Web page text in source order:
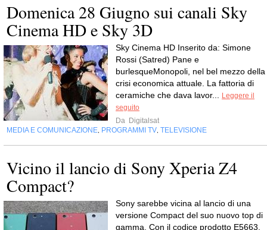
Domenica 28 Giugno sui canali Sky
Cinema HD e Sky 3D
Sky Cinema HD Inserito da: Simone
Rossi (Satred) Pane e
burlesqueMonopoli, nel bel mezzo della
crisi economica attuale. La fattoria di
ceramiche che dava lavor...
Leggere il
seguito
Da Digitalsat
MEDIA E COMUNICAZIONE PROGRAMMI TV TELEVISIONE
Vicino il lancio di Sony Xperia Z4
Compact?
Sony sarebbe vicina al lancio di una
versione Compact del suo nuovo top di
gamma. Con il codice prodotto E5663,